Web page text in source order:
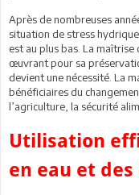
Après de nombreuses
situation de stress
est au plus bas. La
œuvrant pour sa
devient une nécessité. La
bénéficiaires du
l’agriculture, la sécurité
Utilisation
en eau et